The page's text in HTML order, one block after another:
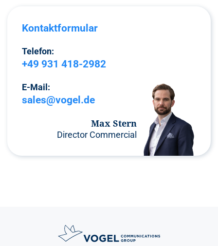
Kontaktformular
Telefon:
+49 931 418-2982
E-Mail:
sales@vogel.de
Max Stern
Director Commercial